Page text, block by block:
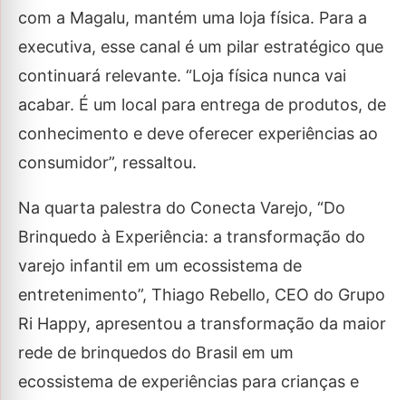
com a Magalu, mantém uma loja física. Para a
executiva, esse canal é um pilar estratégico que
continuará relevante. “Loja física nunca vai
acabar. É um local para entrega de produtos, de
conhecimento e deve oferecer experiências ao
consumidor”, ressaltou.
Na quarta palestra do Conecta Varejo, “Do
Brinquedo à Experiência: a transformação do
varejo infantil em um ecossistema de
entretenimento”, Thiago Rebello, CEO do Grupo
Ri Happy, apresentou a transformação da maior
rede de brinquedos do Brasil em um
ecossistema de experiências para crianças e